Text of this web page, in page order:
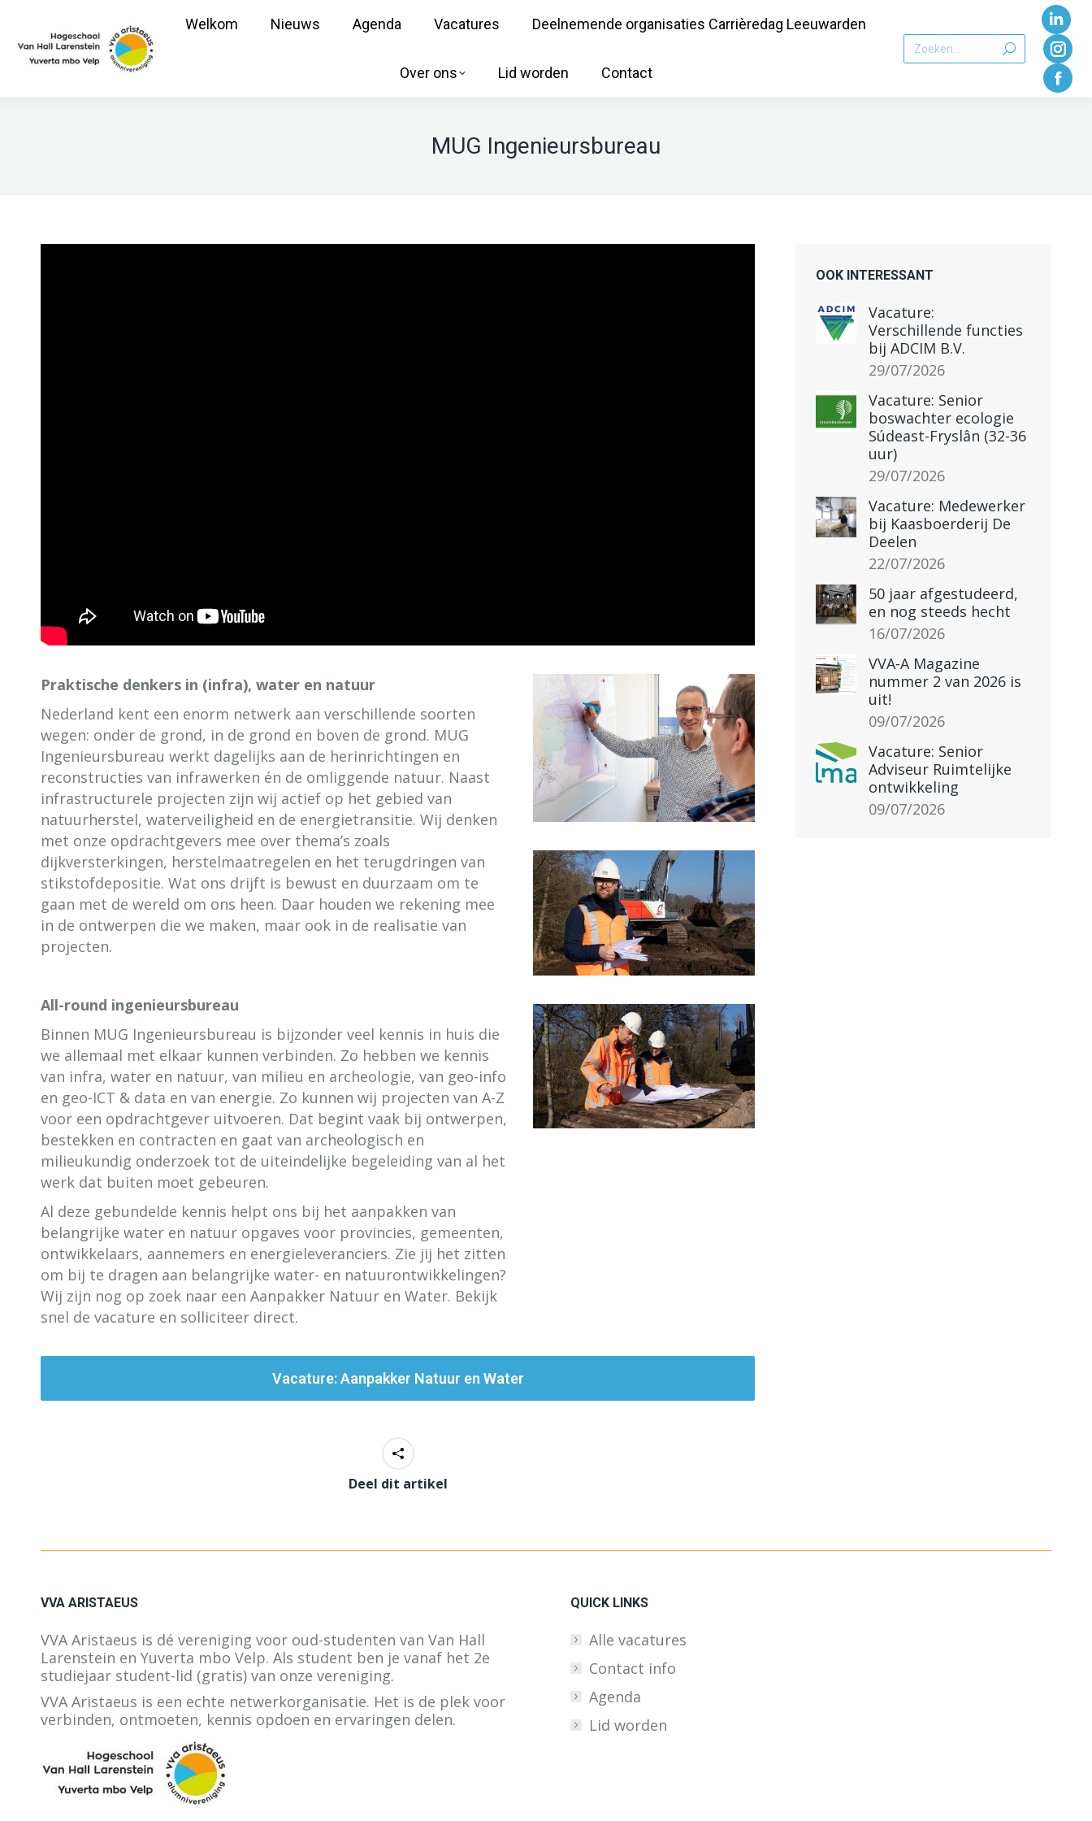
Welkom Nieuws Agenda Vacatures Deelnemende organisaties Carrièredag Leeuwarden
Over ons Lid worden Contact
Zoeken:
MUG Ingenieursbureau
Praktische denkers in (infra), water en natuur
Nederland kent een enorm netwerk aan verschillende soorten
wegen: onder de grond, in de grond en boven de grond. MUG
Ingenieursbureau werkt dagelijks aan de herinrichtingen en
reconstructies van infrawerken én de omliggende natuur. Naast
infrastructurele projecten zijn wij actief op het gebied van
natuurherstel, waterveiligheid en de energietransitie. Wij denken
met onze opdrachtgevers mee over thema’s zoals
dijkversterkingen, herstelmaatregelen en het terugdringen van
stikstofdepositie. Wat ons drijft is bewust en duurzaam om te
gaan met de wereld om ons heen. Daar houden we rekening mee
in de ontwerpen die we maken, maar ook in de realisatie van
projecten.
All-round ingenieursbureau
Binnen MUG Ingenieursbureau is bijzonder veel kennis in huis die
we allemaal met elkaar kunnen verbinden. Zo hebben we kennis
van infra, water en natuur, van milieu en archeologie, van geo-info
en geo-ICT & data en van energie. Zo kunnen wij projecten van A-Z
voor een opdrachtgever uitvoeren. Dat begint vaak bij ontwerpen,
bestekken en contracten en gaat van archeologisch en
milieukundig onderzoek tot de uiteindelijke begeleiding van al het
werk dat buiten moet gebeuren.
Al deze gebundelde kennis helpt ons bij het aanpakken van
belangrijke water en natuur opgaves voor provincies, gemeenten,
ontwikkelaars, aannemers en energieleveranciers. Zie jij het zitten
om bij te dragen aan belangrijke water- en natuurontwikkelingen?
Wij zijn nog op zoek naar een Aanpakker Natuur en Water. Bekijk
snel de vacature en solliciteer direct.
Vacature: Aanpakker Natuur en Water
Deel dit artikel
OOK INTERESSANT
Vacature:
Verschillende functies
bij ADCIM B.V.
29/07/2026
Vacature: Senior
boswachter ecologie
Súdeast-Fryslân (32-36
uur)
29/07/2026
Vacature: Medewerker
bij Kaasboerderij De
Deelen
22/07/2026
50 jaar afgestudeerd,
en nog steeds hecht
16/07/2026
VVA-A Magazine
nummer 2 van 2026 is
uit!
09/07/2026
Vacature: Senior
Adviseur Ruimtelijke
ontwikkeling
09/07/2026
VVA ARISTAEUS
VVA Aristaeus is dé vereniging voor oud-studenten van Van Hall
Larenstein en Yuverta mbo Velp. Als student ben je vanaf het 2e
studiejaar student-lid (gratis) van onze vereniging.
VVA Aristaeus is een echte netwerkorganisatie. Het is de plek voor
verbinden, ontmoeten, kennis opdoen en ervaringen delen.
QUICK LINKS
Alle vacatures
Contact info
Agenda
Lid worden